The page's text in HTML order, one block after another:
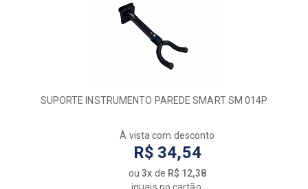
SUPORTE INSTRUMENTO PAREDE SMART SM 014P
À vista com desconto
R$ 34,54
ou3x de R$ 12,38